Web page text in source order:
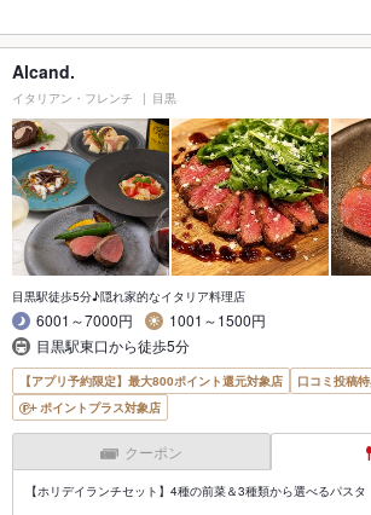
Alcand.
イタリアン・フレンチ 目黒
目黒駅徒歩5分♪隠れ家的なイタリア料理店
6001～7000円
1001～1500円
目黒駅東口から徒歩5分
【アプリ予約限定】最大800ポイント還元対象店
口コミ投稿
ポイントプラス対象店
クーポン
【ホリデイランチセット】4種の前菜＆3種類から選べるパスタ